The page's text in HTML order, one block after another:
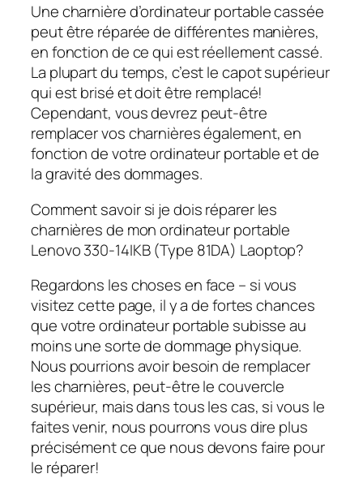
Une charnière d’ordinateur portable cassée
peut être réparée de différentes manières,
en fonction de ce qui est réellement cassé.
La plupart du temps, c’est le capot supérieur
qui est brisé et doit être remplacé!
Cependant, vous devrez peut-être
remplacer vos charnières également, en
fonction de votre ordinateur portable et de
la gravité des dommages.
Comment savoir si je dois réparer les
charnières de mon ordinateur portable
Lenovo 330-14IKB (Type 81DA) Laoptop?
Regardons les choses en face – si vous
visitez cette page, il y a de fortes chances
que votre ordinateur portable subisse au
moins une sorte de dommage physique.
Nous pourrions avoir besoin de remplacer
les charnières, peut-être le couvercle
supérieur, mais dans tous les cas, si vous le
faites venir, nous pourrons vous dire plus
précisément ce que nous devons faire pour
le réparer!